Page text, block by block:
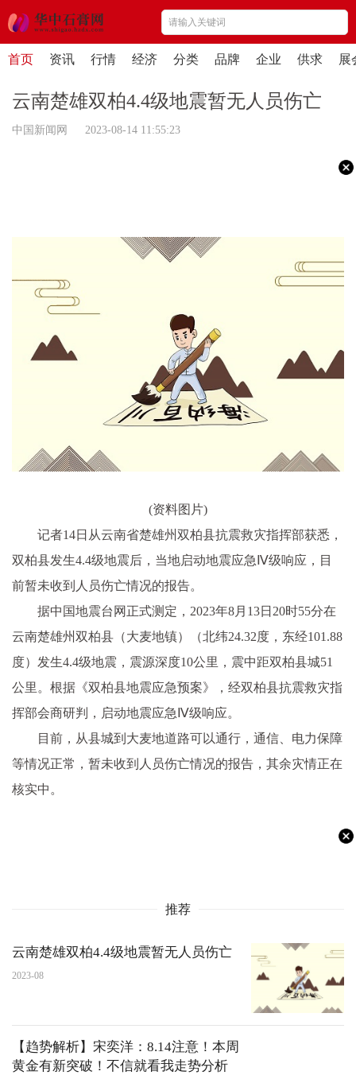
首页 资讯 行情 经济 分类 品牌 企业 供求 展
云南楚雄双柏4.4级地震暂无人员伤亡
中国新闻网 2023-08-14 11:55:23
(资料图片)
记者14日从云南省楚雄州双柏县抗震救灾指挥部获悉，
双柏县发生4.4级地震后，当地启动地震应急Ⅳ级响应，目
前暂未收到人员伤亡情况的报告。
据中国地震台网正式测定，2023年8月13日20时55分在
云南楚雄州双柏县（大麦地镇）（北纬24.32度，东经101.88
度） 发生4.4级地震，震源深度10公里，震中距双柏县城51
公里。根据《双柏县地震应急预案》，经双柏县抗震救灾指
挥部会商研判，启动地震应急Ⅳ级响应。
目前，从县城到大麦地道路可以通行，通信、电力保障
等情况正常，暂未收到人员伤亡情况的报告，其余灾情正在
核实中。
推荐
云南楚雄双柏4.4级地震暂无人员伤亡
2023-08
【趋势解析】宋奕洋：8.14注意！本周
黄金有新突破！不信就看我走势分析